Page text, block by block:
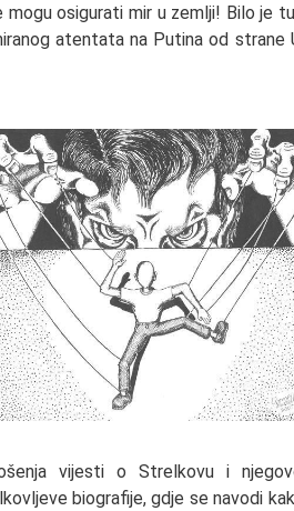
osigurati mir u zemlji! Bilo je
atentata na Putina od strane
vijesti o Strelkovu i
biografije, gdje se navodi